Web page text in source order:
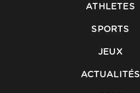
ATHLETES
SPORTS
JEUX
ACTUALITÉS